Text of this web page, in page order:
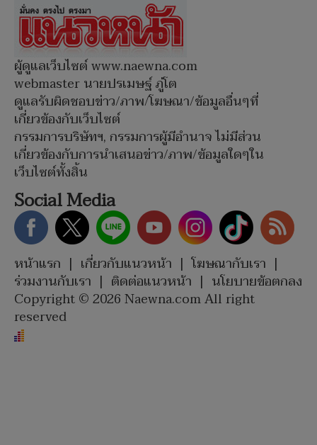
ผู้ดูแลเว็บไซต์ www.naewna.com
webmaster นายปรเมษฐ์ ภู่โต
ดูแลรับผิดชอบข่าว/ภาพ/โฆษณา/ข้อมูลอื่นๆที่
เกี่ยวข้องกับเว็บไซต์
กรรมการบริษัทฯ, กรรมการผู้มีอำนาจ ไม่มีส่วน
เกี่ยวข้องกับการนำเสนอข่าว/ภาพ/ข้อมูลใดๆใน
เว็บไซต์ทั้งสิ้น
Social Media
หน้าแรก | เกี่ยวกับแนวหน้า | โฆษณากับเรา |
ร่วมงานกับเรา | ติดต่อแนวหน้า | นโยบายข้อตกลง
Copyright © 2026 Naewna.com All right
reserved